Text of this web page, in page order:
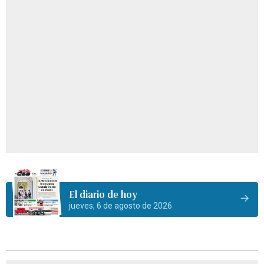
El diario de hoy
jueves, 6 de agosto de 2026